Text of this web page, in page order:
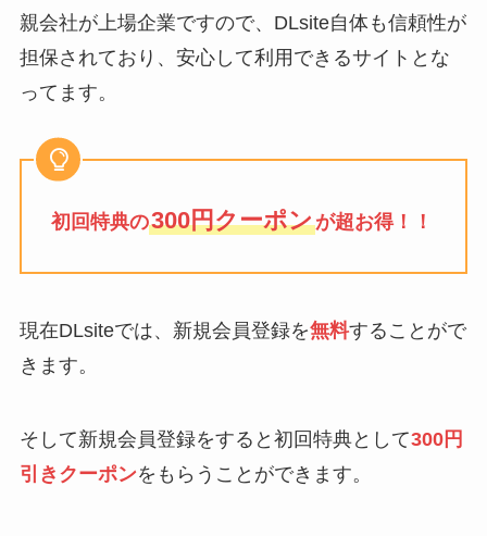
親会社が上場企業ですので、DLsite自体も信頼性が
担保されており、安心して利用できるサイトとな
ってます。
初回特典の300円クーポンが超お得！！
現在DLsiteでは、新規会員登録を無料することがで
きます。
そして新規会員登録をすると初回特典として300円
引きクーポンをもらうことができます。